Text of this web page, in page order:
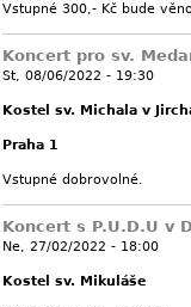
Vstupné 300,- Kč bude
Koncert pro sv.
St, 08/06/2022 - 19:30
Kostel sv. Michala v
Praha 1
Vstupné dobrovolné.
Koncert s P.U.D.U v
Ne, 27/02/2022 - 18:00
Kostel sv. Mikuláše